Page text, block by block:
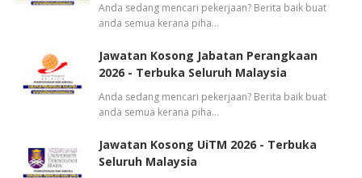
Anda sedang mencari pekerjaan? Berita baik buat
anda semua kerana piha…
Jawatan Kosong Jabatan Perangkaan
2026 - Terbuka Seluruh Malaysia
Anda sedang mencari pekerjaan? Berita baik buat
anda semua kerana piha…
Jawatan Kosong UiTM 2026 - Terbuka
Seluruh Malaysia